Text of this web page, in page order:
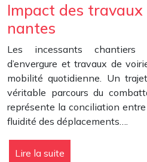
Impact des
nantes
Les incessants chantiers
d’envergure et travaux de
mobilité quotidienne. Un
véritable parcours du
représente la conciliation
fluidité des déplacements….
Lire la suite